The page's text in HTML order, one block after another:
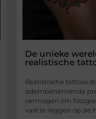
De unieke
realistische
Realistische tattoos
adembenemende
vermogen om
vast te leggen op de